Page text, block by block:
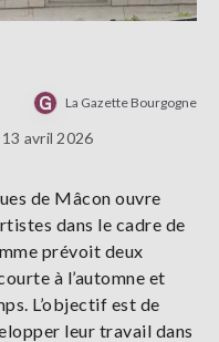
La Gazette Bourgogne
avril 2026
de Mâcon ouvre
dans le cadre de
prévoit deux
à l’automne et
L’objectif est de
leur travail dans